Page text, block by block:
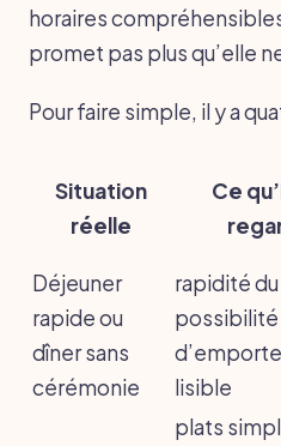
horaires
promet pas plus qu’elle
Pour faire simple, il y a
Situation
réelle
Ce
Déjeuner
rapide ou
dîner sans
cérémonie
rapidité
possibilité
lisible
plats